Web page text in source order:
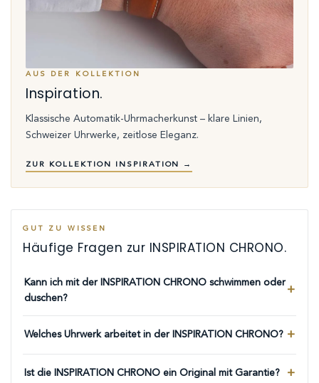
AUS DER KOLLEKTION
Inspiration.
Klassische Automatik-Uhrmacherkunst – klare Linien,
Schweizer Uhrwerke, zeitlose Eleganz.
ZUR KOLLEKTION INSPIRATION →
GUT ZU WISSEN
Häufige Fragen zur INSPIRATION CHRONO.
Kann ich mit der INSPIRATION CHRONO schwimmen oder
duschen?
Welches Uhrwerk arbeitet in der INSPIRATION CHRONO?
Ist die INSPIRATION CHRONO ein Original mit Garantie?